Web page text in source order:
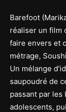
Barefoot
réaliser un film
faire envers et
métrage,
Un mélange
saupoudré de
passant par
adolescents,